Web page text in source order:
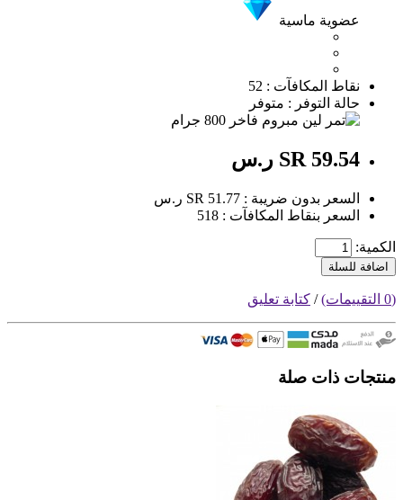
عضوية ماسية
نقاط المكافآت : 52
حالة التوفر : متوفر
SR 59.54 ر.س
السعر بدون ضريبة : SR 51.77 ر.س
السعر بنقاط المكافآت : 518
الكمية:
اضافة للسلة
(0 التقييمات) / كتابة تعليق
منتجات ذات صلة